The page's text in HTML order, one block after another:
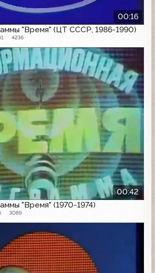
00:16
"Время" (ЦТ СССР, 1986-1990)
4236
00:42
"Время" (1970-1974)
3089